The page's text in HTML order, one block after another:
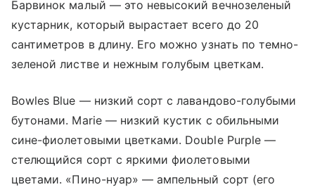
Барвинок малый — это невысокий вечнозеленый
кустарник, который вырастает всего до 20
сантиметров в длину. Его можно узнать по темно-
зеленой листве и нежным голубым цветкам.
Bowles Blue — низкий сорт с лавандово-голубыми
бутонами. Marie — низкий кустик с обильными
сине-фиолетовыми цветками. Double Purple —
стелющийся сорт с яркими фиолетовыми
цветами. «Пино-нуар» — ампельный сорт (его